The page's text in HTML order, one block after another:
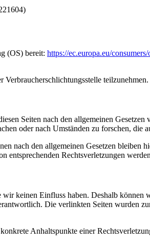
(OS) bereit: https://ec.europa.eu/consumers/
teilzunehmen.
Seiten nach den allgemeinen
oder nach Umständen zu forschen, die
nach den allgemeinen Gesetzen bleiben
Rechtsverletzungen
keinen Einfluss haben. Deshalb
Die verlinkten Seiten wurden
Anhaltspunkte einer